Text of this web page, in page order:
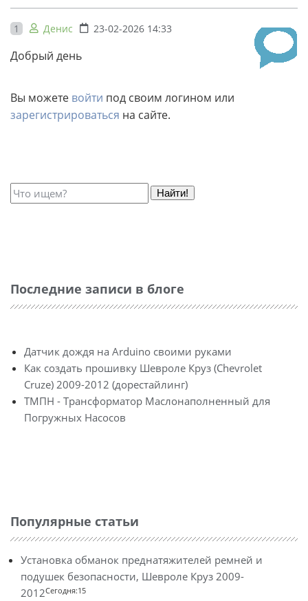
1 Денис 23-02-2026 14:33
Добрый день
Вы можете войти под своим логином или
зарегистрироваться на сайте.
Найти!
Последние записи в блоге
Датчик дождя на Arduino своими руками
Как создать прошивку Шевроле Круз (Chevrolet
Cruze) 2009-2012 (дорестайлинг)
ТМПН - Трансформатор Маслонаполненный для
Погружных Насосов
Популярные статьи
Установка обманок преднатяжителей ремней и
подушек безопасности, Шевроле Круз 2009-
2012Сегодня:15